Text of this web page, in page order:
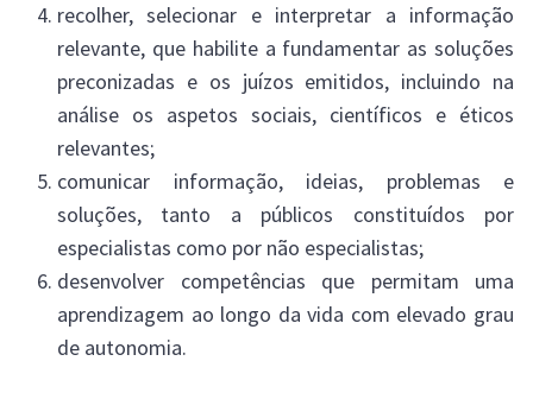
recolher, selecionar e interpretar a informação
relevante, que habilite a fundamentar as soluções
preconizadas e os juízos emitidos, incluindo na
análise os aspetos sociais, científicos e éticos
relevantes;
comunicar informação, ideias, problemas e
soluções, tanto a públicos constituídos por
especialistas como por não especialistas;
desenvolver competências que permitam uma
aprendizagem ao longo da vida com elevado grau
de autonomia.